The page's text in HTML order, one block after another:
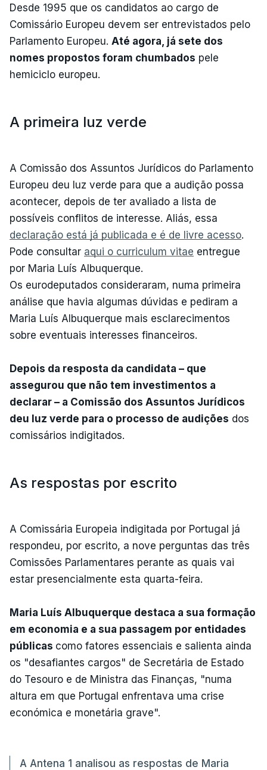
Desde 1995 que os candidatos ao cargo de
Comissário Europeu devem ser entrevistados pelo
Parlamento Europeu. Até agora, já sete dos
nomes propostos foram chumbados pele
hemiciclo europeu.
A primeira luz verde
A Comissão dos Assuntos Jurídicos do Parlamento
Europeu deu luz verde para que a audição possa
acontecer, depois de ter avaliado a lista de
possíveis conflitos de interesse. Aliás, essa
declaração está já publicada e é de livre acesso.
Pode consultar aqui o curriculum vitae entregue
por Maria Luís Albuquerque.
Os eurodeputados consideraram, numa primeira
análise que havia algumas dúvidas e pediram a
Maria Luís Albuquerque mais esclarecimentos
sobre eventuais interesses financeiros.
Depois da resposta da candidata – que
assegurou que não tem investimentos a
declarar – a Comissão dos Assuntos Jurídicos
deu luz verde para o processo de audições dos
comissários indigitados.
As respostas por escrito
A Comissária Europeia indigitada por Portugal já
respondeu, por escrito, a nove perguntas das três
Comissões Parlamentares perante as quais vai
estar presencialmente esta quarta-feira.
Maria Luís Albuquerque destaca a sua formação
em economia e a sua passagem por entidades
públicas como fatores essenciais e salienta ainda
os "desafiantes cargos" de Secretária de Estado
do Tesouro e de Ministra das Finanças, "numa
altura em que Portugal enfrentava uma crise
económica e monetária grave".
A Antena 1 analisou as respostas de Maria